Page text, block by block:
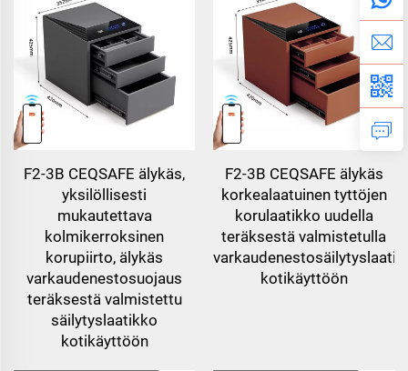
F2-3B CEQSAFE älykäs,
yksilöllisesti
mukautettava
kolmikerroksinen
korupiirto, älykäs
varkaudenestosuojaus
teräksestä valmistettu
säilytyslaatikko
kotikäyttöön
F2-3B CEQSAFE älykäs
korkealaatuinen tyttöjen
korulaatikko uudella
teräksestä valmistetulla
kotikäyttöön